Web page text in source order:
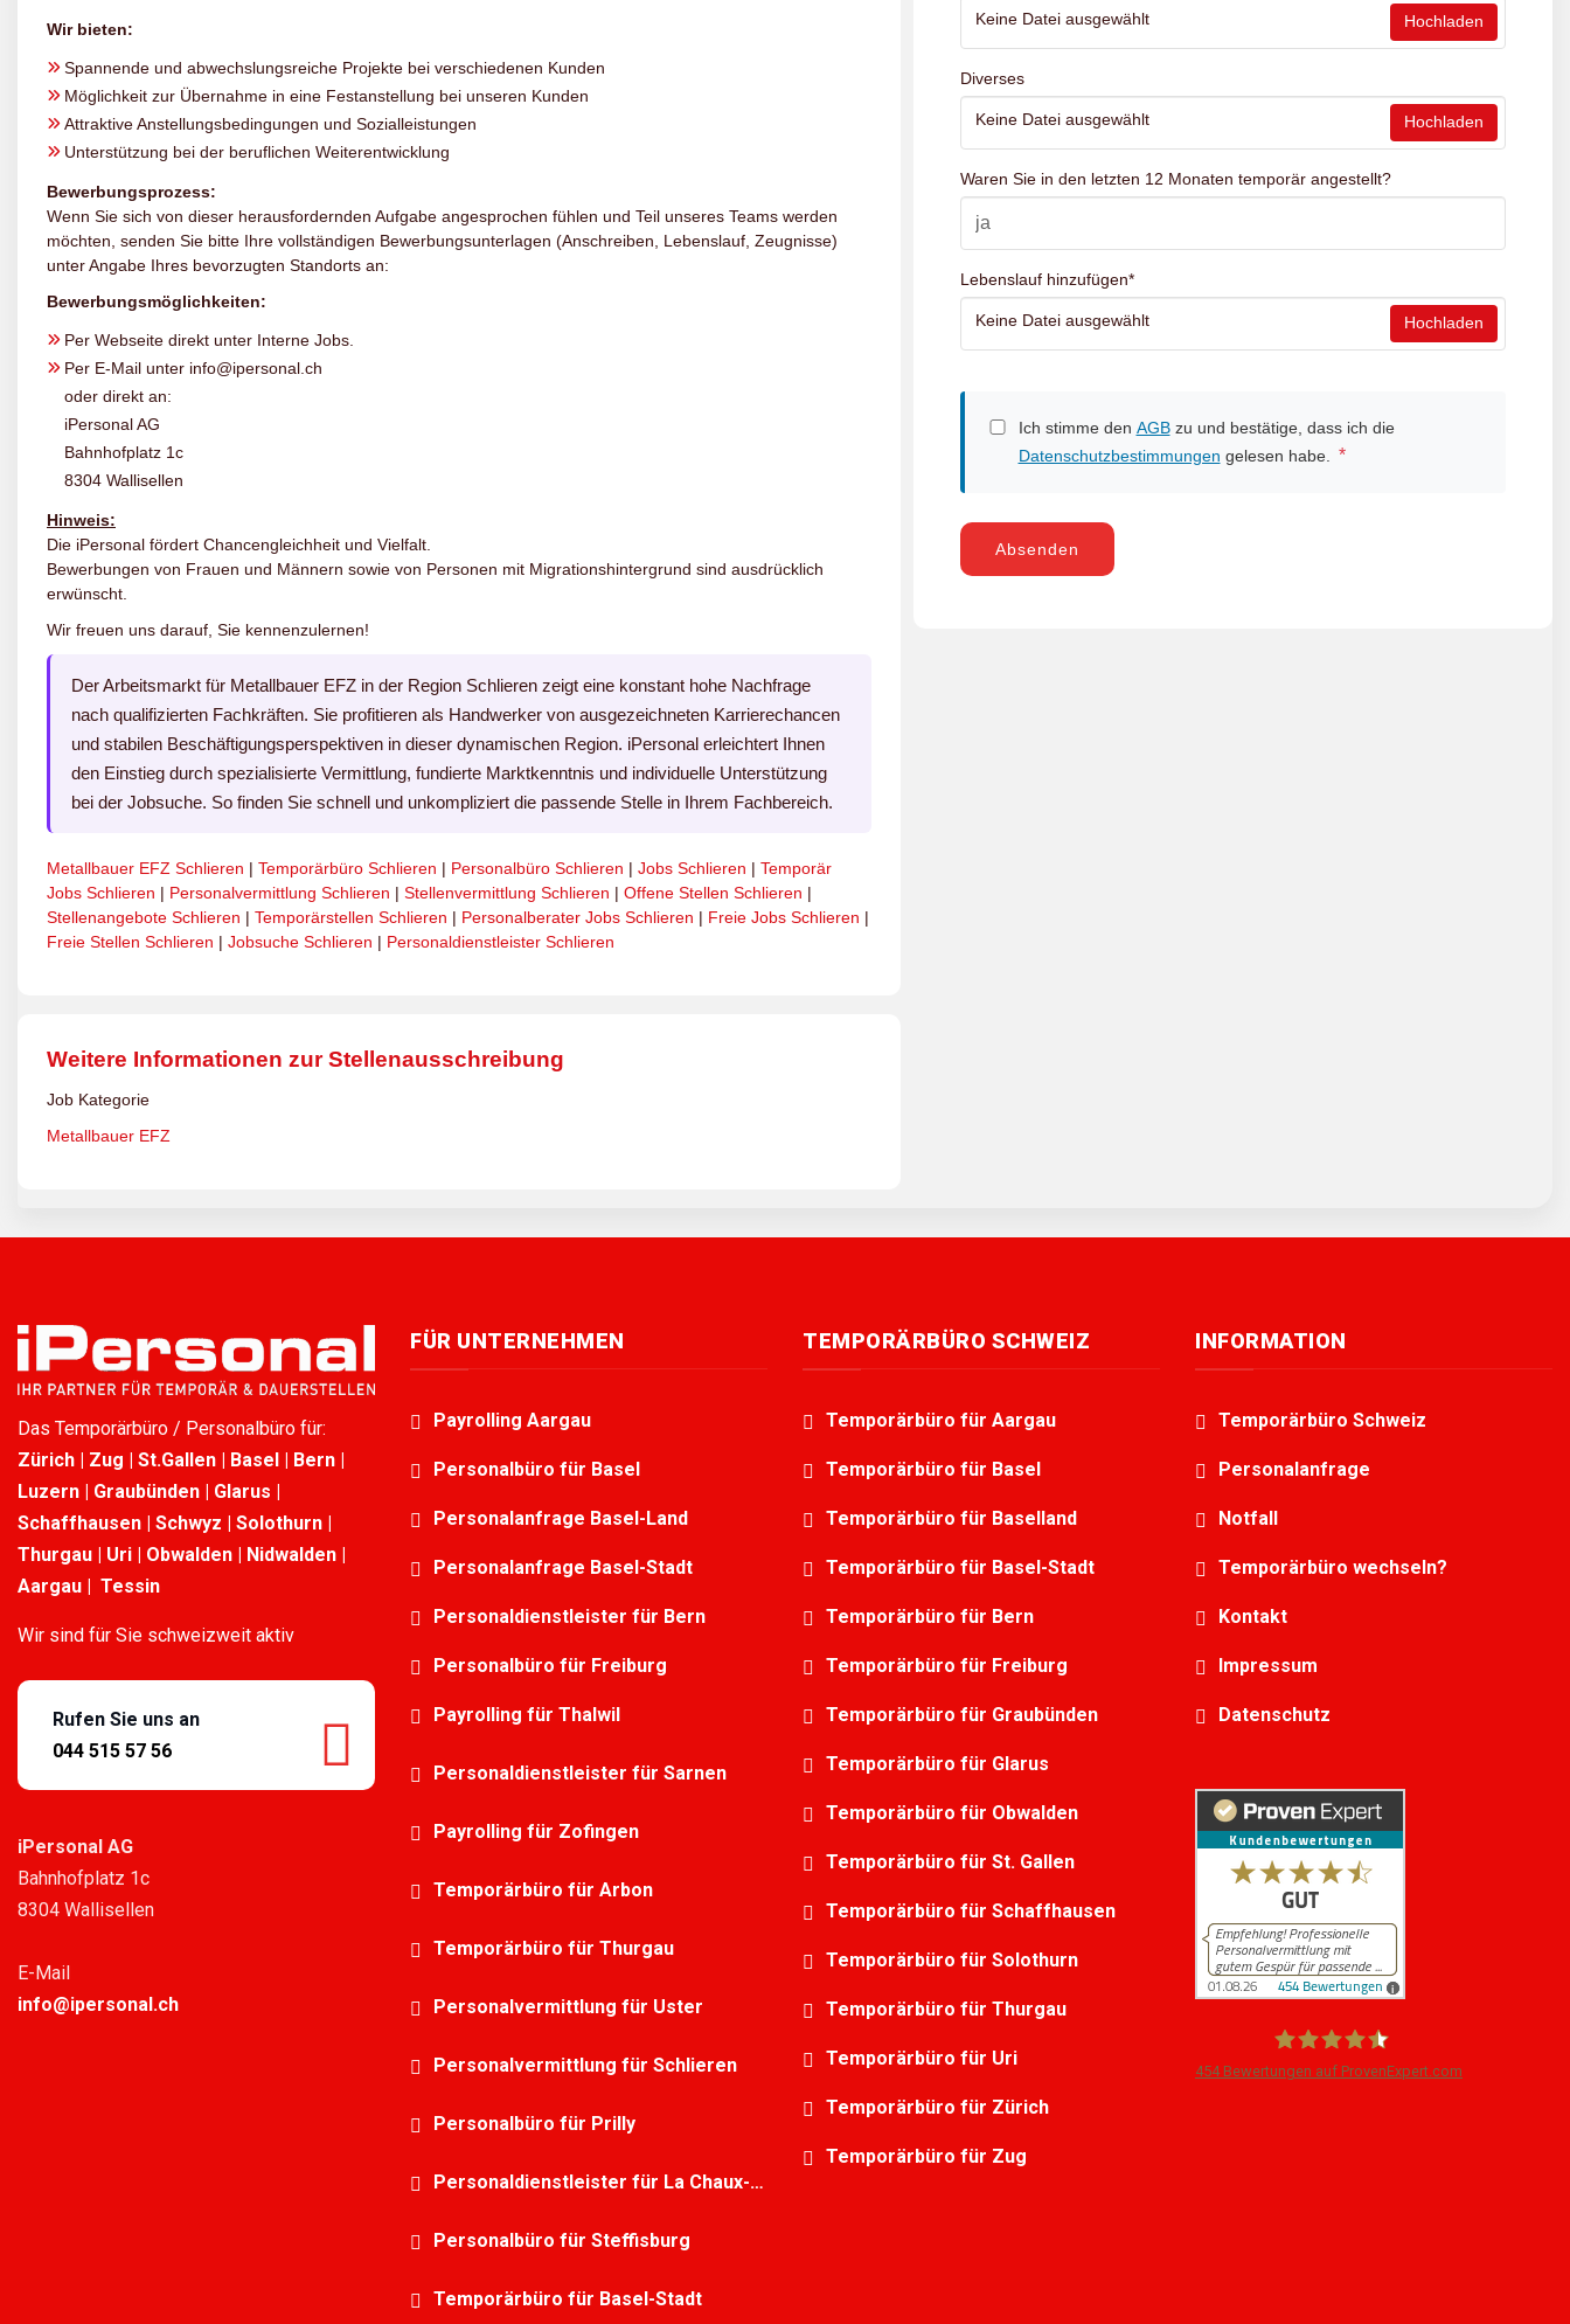
Wir bieten:
Spannende und abwechslungsreiche Projekte bei verschiedenen Kunden
Möglichkeit zur Übernahme in eine Festanstellung bei unseren Kunden
Attraktive Anstellungsbedingungen und Sozialleistungen
Unterstützung bei der beruflichen Weiterentwicklung
Bewerbungsprozess:
Wenn Sie sich von dieser herausfordernden Aufgabe angesprochen fühlen und Teil unseres Teams werden
möchten, senden Sie bitte Ihre vollständigen Bewerbungsunterlagen (Anschreiben, Lebenslauf, Zeugnisse)
unter Angabe Ihres bevorzugten Standorts an:
Bewerbungsmöglichkeiten:
Per Webseite direkt unter Interne Jobs.
Per E-Mail unter info@ipersonal.ch
oder direkt an:
iPersonal AG
Bahnhofplatz 1c
8304 Wallisellen
Hinweis:
Die iPersonal fördert Chancengleichheit und Vielfalt.
Bewerbungen von Frauen und Männern sowie von Personen mit Migrationshintergrund sind ausdrücklich
erwünscht.
Wir freuen uns darauf, Sie kennenzulernen!
Der Arbeitsmarkt für Metallbauer EFZ in der Region Schlieren zeigt eine konstant hohe Nachfrage
nach qualifizierten Fachkräften. Sie profitieren als Handwerker von ausgezeichneten Karrierechancen
und stabilen Beschäftigungsperspektiven in dieser dynamischen Region. iPersonal erleichtert Ihnen
den Einstieg durch spezialisierte Vermittlung, fundierte Marktkenntnis und individuelle Unterstützung
bei der Jobsuche. So finden Sie schnell und unkompliziert die passende Stelle in Ihrem Fachbereich.
Metallbauer EFZ Schlieren | Temporärbüro Schlieren | Personalbüro Schlieren | Jobs Schlieren | Temporär
Jobs Schlieren | Personalvermittlung Schlieren | Stellenvermittlung Schlieren | Offene Stellen Schlieren |
Stellenangebote Schlieren | Temporärstellen Schlieren | Personalberater Jobs Schlieren | Freie Jobs Schlieren |
Freie Stellen Schlieren | Jobsuche Schlieren | Personaldienstleister Schlieren
Weitere Informationen zur Stellenausschreibung
Job Kategorie
Metallbauer EFZ
Keine Datei ausgewählt Hochladen
Diverses
Keine Datei ausgewählt Hochladen
Waren Sie in den letzten 12 Monaten temporär angestellt?
Lebenslauf hinzufügen*
Keine Datei ausgewählt Hochladen
Ich stimme den AGBzu und bestätige, dass ich die
Datenschutzbestimmungen gelesen habe. *
Absenden
Das Temporärbüro / Personalbüro für:
Zürich | Zug | St.Gallen | Basel | Bern |
Luzern | Graubünden | Glarus |
Schaffhausen | Schwyz | Solothurn |
Thurgau | Uri | Obwalden | Nidwalden |
Aargau | Tessin
Wir sind für Sie schweizweit aktiv
Rufen Sie uns an
044 515 57 56
iPersonal AG
Bahnhofplatz 1c
8304 Wallisellen
E-Mail
info@ipersonal.ch
FÜR UNTERNEHMEN
Payrolling Aargau
Personalbüro für Basel
Personalanfrage Basel-Land
Personalanfrage Basel-Stadt
Personaldienstleister für Bern
Personalbüro für Freiburg
Payrolling für Thalwil
Personaldienstleister für Sarnen
Payrolling für Zofingen
Temporärbüro für Arbon
Temporärbüro für Thurgau
Personalvermittlung für Uster
Personalvermittlung für Schlieren
Personalbüro für Prilly
Personaldienstleister für La Chaux-de-Fonds
Personalbüro für Steffisburg
Temporärbüro für Basel-Stadt
TEMPORÄRBÜRO SCHWEIZ
Temporärbüro für Aargau
Temporärbüro für Basel
Temporärbüro für Baselland
Temporärbüro für Basel-Stadt
Temporärbüro für Bern
Temporärbüro für Freiburg
Temporärbüro für Graubünden
Temporärbüro für Glarus
Temporärbüro für Obwalden
Temporärbüro für St. Gallen
Temporärbüro für Schaffhausen
Temporärbüro für Solothurn
Temporärbüro für Thurgau
Temporärbüro für Uri
Temporärbüro für Zürich
Temporärbüro für Zug
INFORMATION
Temporärbüro Schweiz
Personalanfrage
Notfall
Temporärbüro wechseln?
Kontakt
Impressum
Datenschutz
454Bewertungen auf ProvenExpert.com